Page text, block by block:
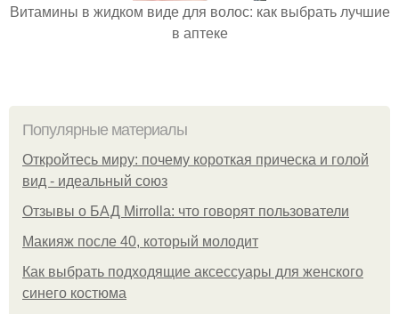
Витамины в жидком виде для волос: как выбрать лучшие
в аптеке
Популярные материалы
Откройтесь миру: почему короткая прическа и голой
вид - идеальный союз
Отзывы о БАД Mirrolla: что говорят пользователи
Макияж после 40, который молодит
Как выбрать подходящие аксессуары для женского
синего костюма